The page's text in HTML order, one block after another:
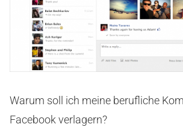
Warum soll ich meine berufliche
Facebook verlagern?